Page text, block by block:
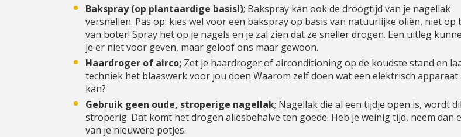
Bakspray (op plantaardige basis!); Bakspray kan ook de droogtijd van je nagellak
versnellen. Pas op: kies wel voor een bakspray op basis van natuurlijke oliën, niet op
van boter! Spray het op je nagels en je zal zien dat ze sneller drogen. Een uitleg
je er niet voor geven, maar geloof ons maar gewoon.
Haardroger of airco; Zet je haardroger of airconditioning op de koudste stand en
techniek het blaaswerk voor jou doen Waarom zelf doen wat een elektrisch apparaat
kan?
Gebruik geen oude, stroperige nagellak; Nagellak die al een tijdje open is, wordt
stroperig. Dat komt het drogen allesbehalve ten goede. Heb je weinig tijd, neem dan
van je nieuwere potjes.